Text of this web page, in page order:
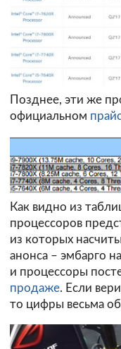
Позднее, эти же
официальном
Как видно из
процессоров
из которых
анонса – эмбарго
и процессоры
продаже. Если
то цифры весьма